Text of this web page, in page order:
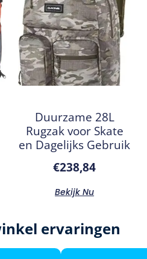
Duurzame 28L
Rugzak voor Skate
en Dagelijks Gebruik
€238,84
Bekijk Nu
ervaringen